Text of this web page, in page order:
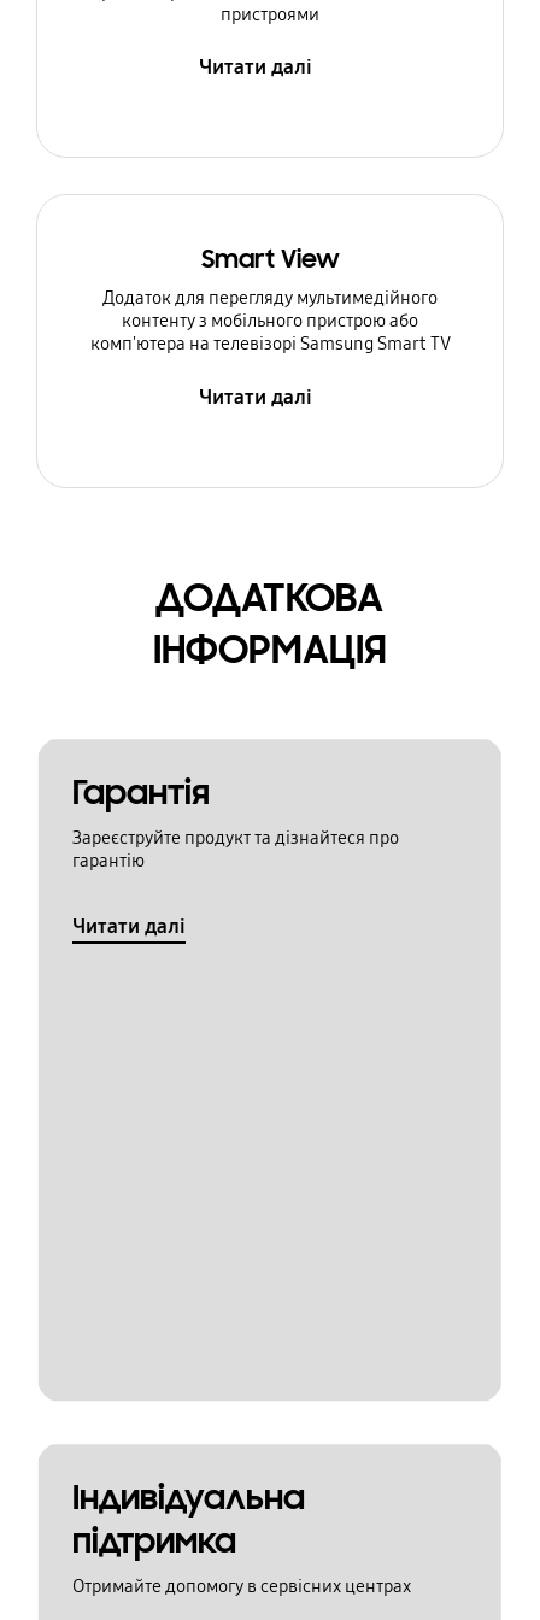
пристроями
Читати далі
Smart View
Додаток для перегляду мультимедійного
контенту з мобільного пристрою або
комп'ютера на телевізорі Samsung Smart TV
Читати далі
ДОДАТКОВА
ІНФОРМАЦІЯ
Гарантія
Зареєструйте продукт та дізнайтеся про
гарантію
Читати далі
Індивідуальна
підтримка
Отримайте допомогу в сервісних центрах